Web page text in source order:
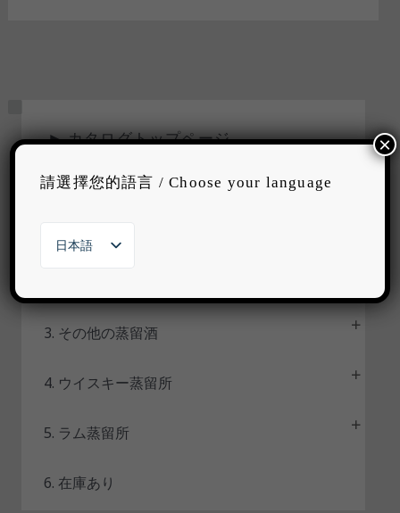
►カタログトップページ
3. その他の蒸留酒
4. ウイスキー蒸留所
5. ラム蒸留所
6. 在庫あり
テ
請選擇您的語言 / Choose your language
日本語
繁體中文
한국어
×